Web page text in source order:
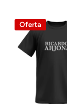
Oferta